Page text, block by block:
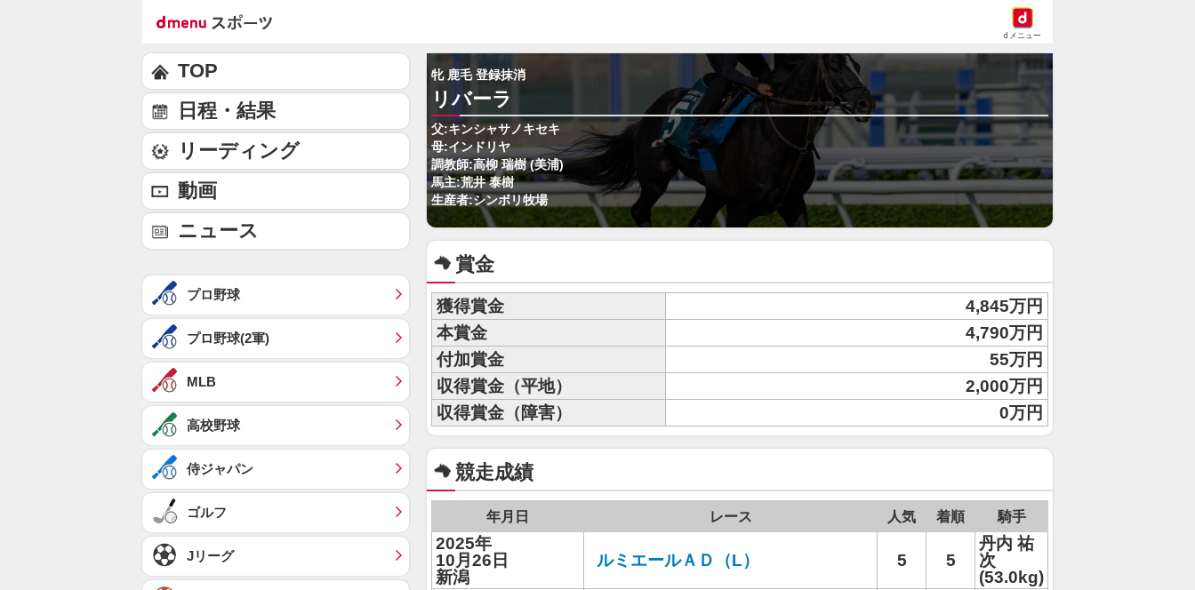
dメニュー
牝 鹿毛 登録抹消
リバーラ
父:キンシャサノキセキ
母:インドリヤ
調教師:高柳 瑞樹 (美浦)
馬主:荒井 泰樹
生産者:シンボリ牧場
賞金
獲得賞金
4,845万円
本賞金
4,790万円
付加賞金
55万円
収得賞金（平地）
2,000万円
収得賞金（障害）
0万円
競走成績
年月日 レース 人気 着順 騎手
2025年
10月26日
新潟
ルミエールＡＤ（L） 5 5
丹内 祐
次
(53.0kg)
TOP
日程・結果
リーディング
動画
ニュース
プロ野球
プロ野球(2軍)
MLB
高校野球
侍ジャパン
ゴルフ
Jリーグ